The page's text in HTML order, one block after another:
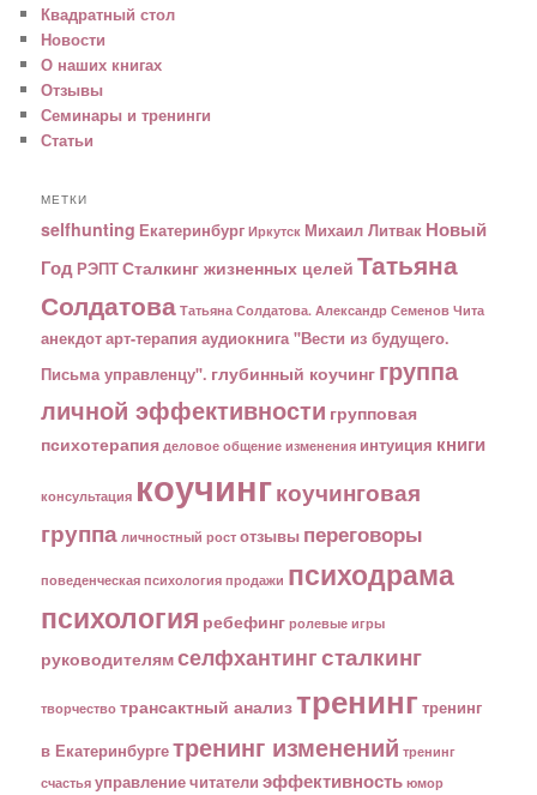
Квадратный стол
Новости
О наших книгах
Отзывы
Семинары и тренинги
Статьи
МЕТКИ
selfhunting Екатеринбург Иркутск Михаил Литвак Новый
Год РЭПТСталкинг жизненных целей Татьяна
Солдатова Татьяна Солдатова. Александр Семенов Чита
анекдотарт-терапия аудиокнига "Вести из будущего.
Письма управленцу". глубинный коучинг группа
личной эффективности групповая
психотерапия деловое общение изменения интуиция книги
консультация коучингкоучинговая
группа личностный рост отзывы переговоры
поведенческая психология продажи психодрама
психология ребефинг ролевые игры
руководителямселфхантингсталкинг
творчество трансактный анализтренинг тренинг
в Екатеринбургетренинг изменений тренинг
счастья управлениечитатели эффективность юмор